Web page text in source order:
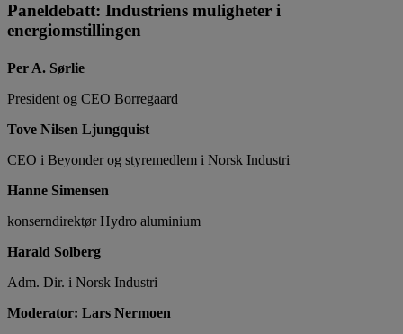
Paneldebatt: Industriens muligheter i
energiomstillingen
Per A. Sørlie
President og CEO Borregaard
Tove Nilsen Ljungquist
CEO i Beyonder og styremedlem i Norsk Industri
Hanne Simensen
konserndirektør Hydro aluminium
Harald Solberg
Adm. Dir. i Norsk Industri
Moderator: Lars Nermoen